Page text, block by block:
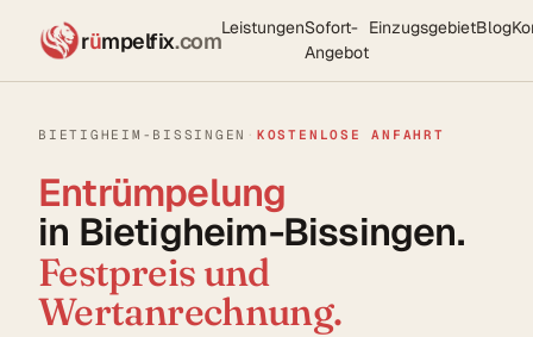
rümpelfix.comLeistungenSofort-
Angebot
EinzugsgebietBlog
BIETIGHEIM-BISSINGEN · KOSTENLOSE ANFAHRT
Entrümpelung
in Bietigheim-Bissingen.
Festpreis und
Wertanrechnung.